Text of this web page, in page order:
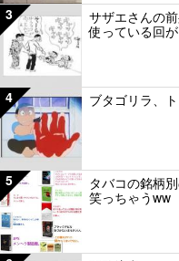
3
サザエさんの
使っている回が
4 ブタゴリラ、
5
タバコの銘柄
笑っちゃうww